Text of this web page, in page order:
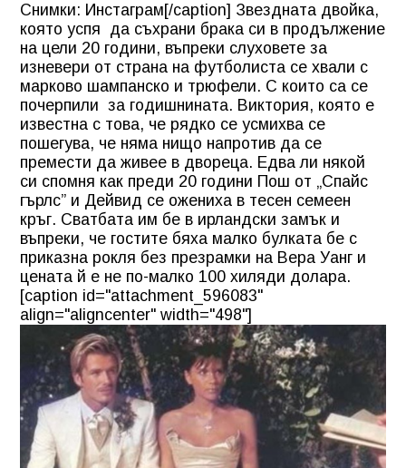
Снимки: Инстаграм[/caption] Звездната двойка,
която успя да съхрани брака си в продължение
на цели 20 години, въпреки слуховете за
изневери от страна на футболиста се хвали с
марково шампанско и трюфели. С които са се
почерпили за годишнината. Виктория, която е
известна с това, че рядко се усмихва се
пошегува, че няма нищо напротив да се
премести да живее в двореца. Едва ли някой
си спомня как преди 20 години Пош от „Спайс
гърлс” и Дейвид се ожениха в тесен семеен
кръг. Сватбата им бе в ирландски замък и
въпреки, че гостите бяха малко булката бе с
приказна рокля без презрамки на Вера Уанг и
цената й е не по-малко 100 хиляди долара.
[caption id="attachment_596083"
align="aligncenter" width="498"]